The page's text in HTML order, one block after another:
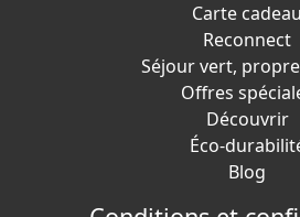
Carte cadeau
Reconnect
Séjour vert,
Offres
Découvrir
Éco-
Blog